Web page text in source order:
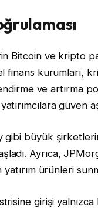
ve kripto
kurumları,
ve artırma
güven
büyük
Ayrıca,
ürünleri
girişi